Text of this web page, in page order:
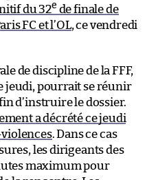
du 32e de finale de
FC et l’OL, ce vendredi
de discipline de la FFF,
jeudi, pourrait se réunir
d’instruire le dossier.
a décrété ce jeudi
. Dans ce cas
les dirigeants des
maximum pour